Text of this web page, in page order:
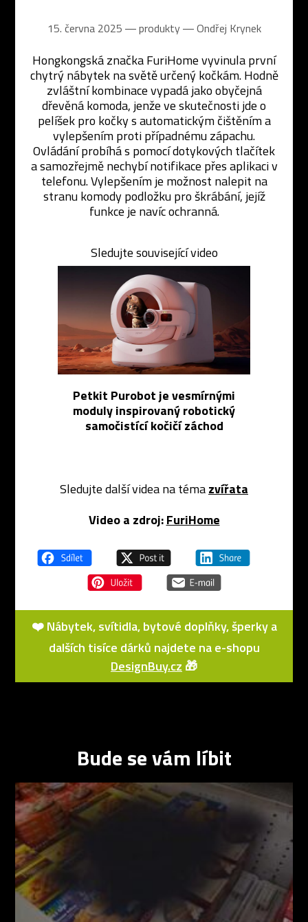
15. června 2025 ― produkty ―Ondřej Krynek
Hongkongská značka FuriHome vyvinula první
chytrý nábytek na světě určený kočkám. Hodně
zvláštní kombinace vypadá jako obyčejná
dřevěná komoda, jenže ve skutečnosti jde o
pelíšek pro kočky s automatickým čištěním a
vylepšením proti případnému zápachu.
Ovládání probíhá s pomocí dotykových tlačítek
a samozřejmě nechybí notifikace přes aplikaci v
telefonu. Vylepšením je možnost nalepit na
stranu komody podložku pro škrábání, jejíž
funkce je navíc ochranná.
Sledujte související video
Petkit Purobot je vesmírnými
moduly inspirovaný robotický
samočistící kočičí záchod
Sledujte další videa na témazvířata
Video a zdroj: FuriHome
❤️ Nábytek, svítidla, bytové doplňky, šperky a
dalších tisíce dárků najdete na e-shopu
DesignBuy.cz 🎁
Bude se vám líbit